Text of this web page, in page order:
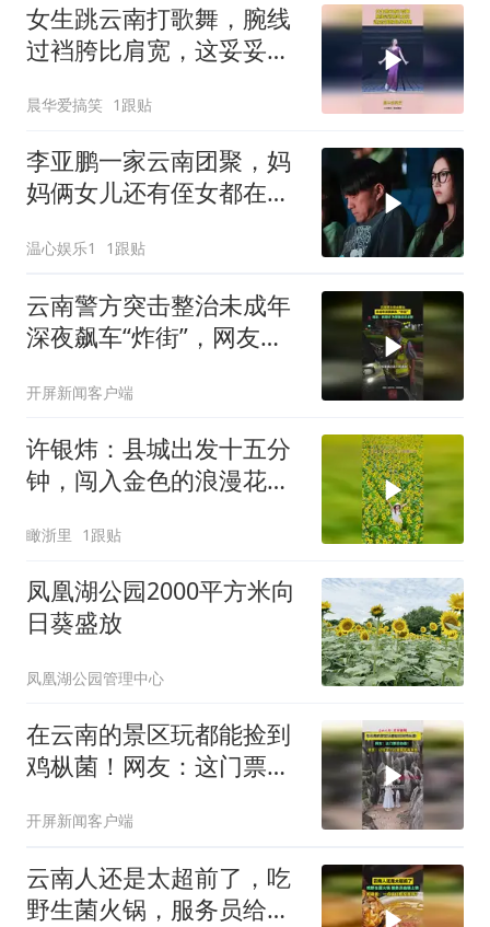
女生跳云南打歌舞，腕线
过裆胯比肩宽，这妥妥的
晨华爱搞笑 1跟贴
李亚鹏一家云南团聚，妈
妈俩女儿还有侄女都在，
温心娱乐1 1跟贴
云南警方突击整治未成年
深夜飙车“炸街”，网友：
开屏新闻客户端
许银炜：县城出发十五分
钟，闯入金色的浪漫花
台山安科大片的向日葵盛
放，快快来打卡
瞰浙里 1跟贴
凤凰湖公园2000平方米向
日葵盛放
凤凰湖公园管理中心
在云南的景区玩都能捡到
鸡枞菌！网友：这门票买
置明年再来哦
开屏新闻客户端
云南人还是太超前了，吃
野生菌火锅，服务员给锅